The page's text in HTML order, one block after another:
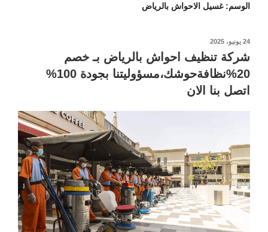
الوسم:غسيل الاحواش بالرياض
نُشر
24 يونيو، 2025
شركة تنظيف احواش بالرياض بـ خصم
20%نظافةحوشك،مسؤوليتنا بجودة 100%
اتصل بنا الان